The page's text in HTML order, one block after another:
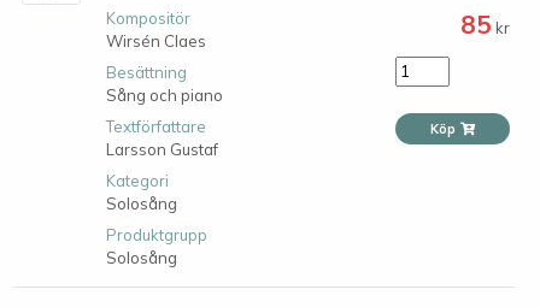
Kompositör
Wirsén Claes
Besättning
Sång och piano
Textförfattare
Larsson Gustaf
Kategori
Solosång
Produktgrupp
Solosång
85 kr
Köp